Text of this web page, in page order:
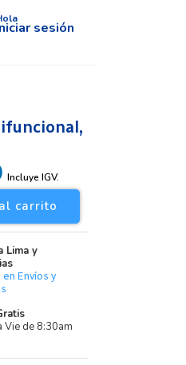
sesión
Incluye IGV.
carrito
Lima y
en Envíos y
Vie de 8:30am